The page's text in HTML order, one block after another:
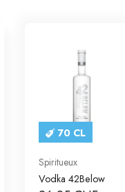
70 CL
Spiritueux
Vodka 42Below